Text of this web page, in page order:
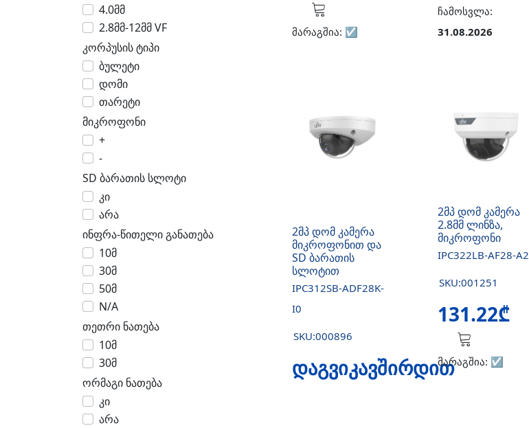
4.0მმ
2.8მმ-12მმ VF
კორპუსის ტიპი
ბულეტი
დომი
თარეტი
მიკროფონი
+
-
SD ბარათის სლოტი
კი
არა
ინფრა-წითელი განათება
10მ
30მ
50მ
N/A
თეთრი ნათება
10მ
30მ
ორმაგი ნათება
კი
არა
მარაგშია: ☑️
ჩამოსვლა:
31.08.2026
2მპ დომ კამერა
მიკროფონით და
SD ბარათის
სლოტით
IPC312SB-ADF28K-
I0
SKU:000896
დაგვიკავშირდით
2მპ დომ კამერა
2.8მმ ლინზა,
მიკროფონი
IPC322LB-AF28-A2
SKU:001251
131.22₾
მარაგშია: ☑️